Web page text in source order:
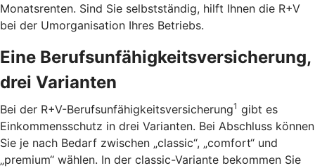
Monatsrenten. Sind Sie selbstständig, hilft Ihnen die R+V
bei der Umorganisation Ihres Betriebs.
Eine Berufsunfähigkeitsversicherung,
drei Varianten
Bei der R+V-Berufsunfähigkeitsversicherung1 gibt es
Einkommensschutz in drei Varianten. Bei Abschluss können
Sie je nach Bedarf zwischen „classic“, „comfort“ und
„premium“ wählen. In der classic-Variante bekommen Sie